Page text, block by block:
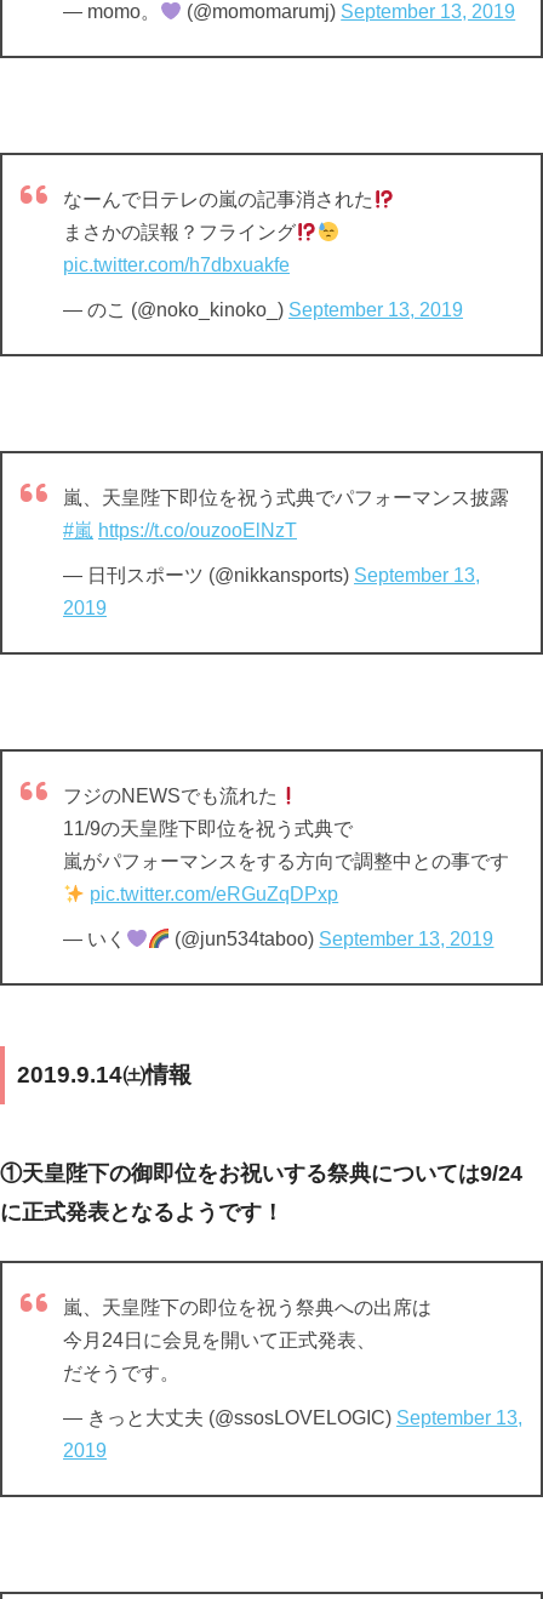
— momo。 (@momomarumj) September 13, 2019
なーんで日テレの嵐の記事消された
まさかの誤報？フライング
pic.twitter.com/h7dbxuakfe
— のこ (@noko_kinoko_) September 13, 2019
嵐、天皇陛下即位を祝う式典でパフォーマンス披露
#嵐 https://t.co/ouzooElNzT
— 日刊スポーツ (@nikkansports) September 13,
2019
フジのNEWSでも流れた
11/9の天皇陛下即位を祝う式典で
嵐がパフォーマンスをする方向で調整中との事です
pic.twitter.com/eRGuZqDPxp
— いく (@jun534taboo) September 13, 2019
2019.9.14㈯情報
①天皇陛下の御即位をお祝いする祭典については9/24
に正式発表となるようです！
嵐、天皇陛下の即位を祝う祭典への出席は
今月24日に会見を開いて正式発表、
だそうです。
— きっと大丈夫 (@ssosLOVELOGIC) September 13,
2019